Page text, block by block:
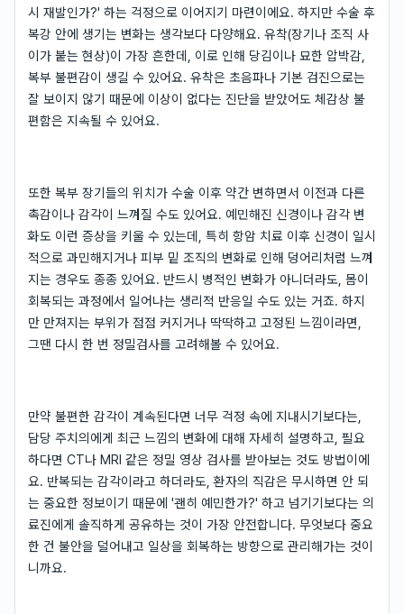
시 재발인가?' 하는 걱정으로 이어지기 마련이에요. 하지만 수술 후
복강 안에 생기는 변화는 생각보다 다양해요. 유착(장기나 조직 사
이가 붙는 현상)이 가장 흔한데, 이로 인해 당김이나 묘한 압박감,
복부 불편감이 생길 수 있어요. 유착은 초음파나 기본 검진으로는
잘 보이지 않기 때문에 이상이 없다는 진단을 받았어도 체감상 불
편함은 지속될 수 있어요.
또한 복부 장기들의 위치가 수술 이후 약간 변하면서 이전과 다른
촉감이나 감각이 느껴질 수도 있어요. 예민해진 신경이나 감각 변
화도 이런 증상을 키울 수 있는데, 특히 항암 치료 이후 신경이 일시
적으로 과민해지거나 피부 밑 조직의 변화로 인해 덩어리처럼 느껴
지는 경우도 종종 있어요. 반드시 병적인 변화가 아니더라도, 몸이
회복되는 과정에서 일어나는 생리적 반응일 수도 있는 거죠. 하지
만 만져지는 부위가 점점 커지거나 딱딱하고 고정된 느낌이라면,
그땐 다시 한 번 정밀검사를 고려해볼 수 있어요.
만약 불편한 감각이 계속된다면 너무 걱정 속에 지내시기보다는,
담당 주치의에게 최근 느낌의 변화에 대해 자세히 설명하고, 필요
하다면 CT나 MRI 같은 정밀 영상 검사를 받아보는 것도 방법이에
요. 반복되는 감각이라고 하더라도, 환자의 직감은 무시하면 안 되
는 중요한 정보이기 때문에 '괜히 예민한가?' 하고 넘기기보다는 의
료진에게 솔직하게 공유하는 것이 가장 안전합니다. 무엇보다 중요
한 건 불안을 덜어내고 일상을 회복하는 방향으로 관리해가는 것이
니까요.